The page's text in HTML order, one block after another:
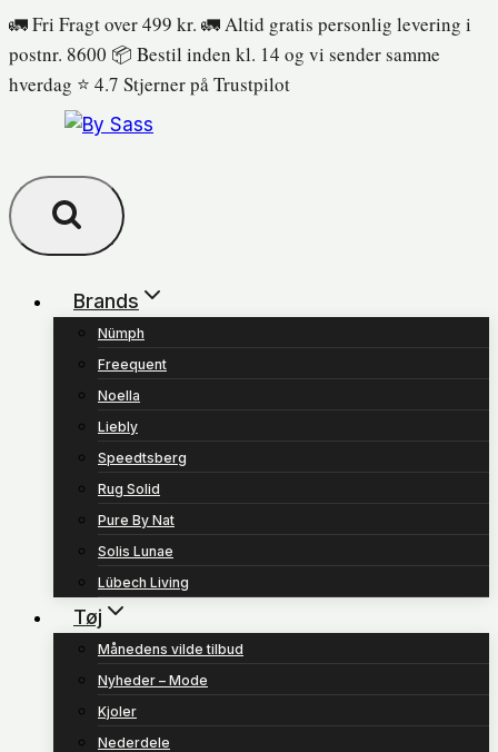
Fortsæt
til
indhold
🚛 Fri Fragt over 499 kr. 🚛 Altid gratis personlig levering i
postnr. 8600 📦 Bestil inden kl. 14 og vi sender samme
hverdag ⭐️ 4.7 Stjerner på Trustpilot
Brands
Nümph
Freequent
Noella
Liebly
Speedtsberg
Rug Solid
Pure By Nat
Solis Lunae
Lübech Living
Tøj
Månedens vilde tilbud
Nyheder – Mode
Kjoler
Nederdele